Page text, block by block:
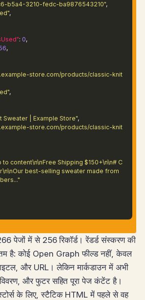
b5a4-3210-fedc-ba9876543210",
,
: 0,
,
store.com/products/classic-knit
,
Sweater | Example Store",
store.com/products/classic-knit
to content\n\nFree Shipping $150+\n\n# C
best-selling sweater made from
पेजों में से 256 रिकॉर्ड। रेंडर्ड संस्करण की
है: कोई Open Graph फील्ड नहीं, केवल
और URL। लेकिन मार्कडाउन में अभी
और फुटर सहित पूरा पेज कंटेंट है।
के लिए, स्टैटिक HTML में पहले से वह